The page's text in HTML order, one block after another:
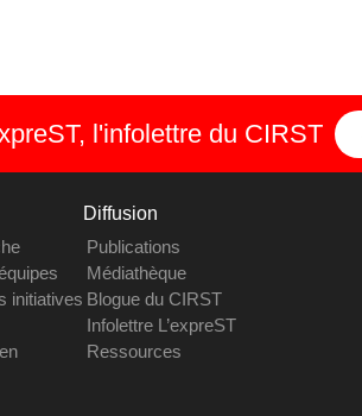
l'infolettre du CIRST
initiatives
Diffusion
Publications
Médiathèque
Blogue du CIRST
Infolettre L’expreST
Ressources